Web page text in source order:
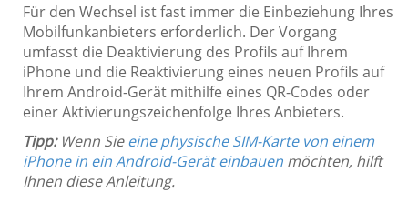
Für den Wechsel ist fast immer die Einbeziehung Ihres
Mobilfunkanbieters erforderlich. Der Vorgang
umfasst die Deaktivierung des Profils auf Ihrem
iPhone und die Reaktivierung eines neuen Profils auf
Ihrem Android-Gerät mithilfe eines QR-Codes oder
einer Aktivierungszeichenfolge Ihres Anbieters.
Tipp:Wenn Sieeine physische SIM-Karte von einem
iPhone in ein Android-Gerät einbauen möchten, hilft
Ihnen diese Anleitung.